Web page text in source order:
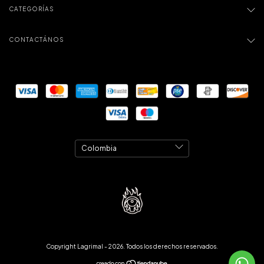
CATEGORÍAS
CONTACTÁNOS
Copyright Lagrimal - 2026. Todos los derechos reservados.